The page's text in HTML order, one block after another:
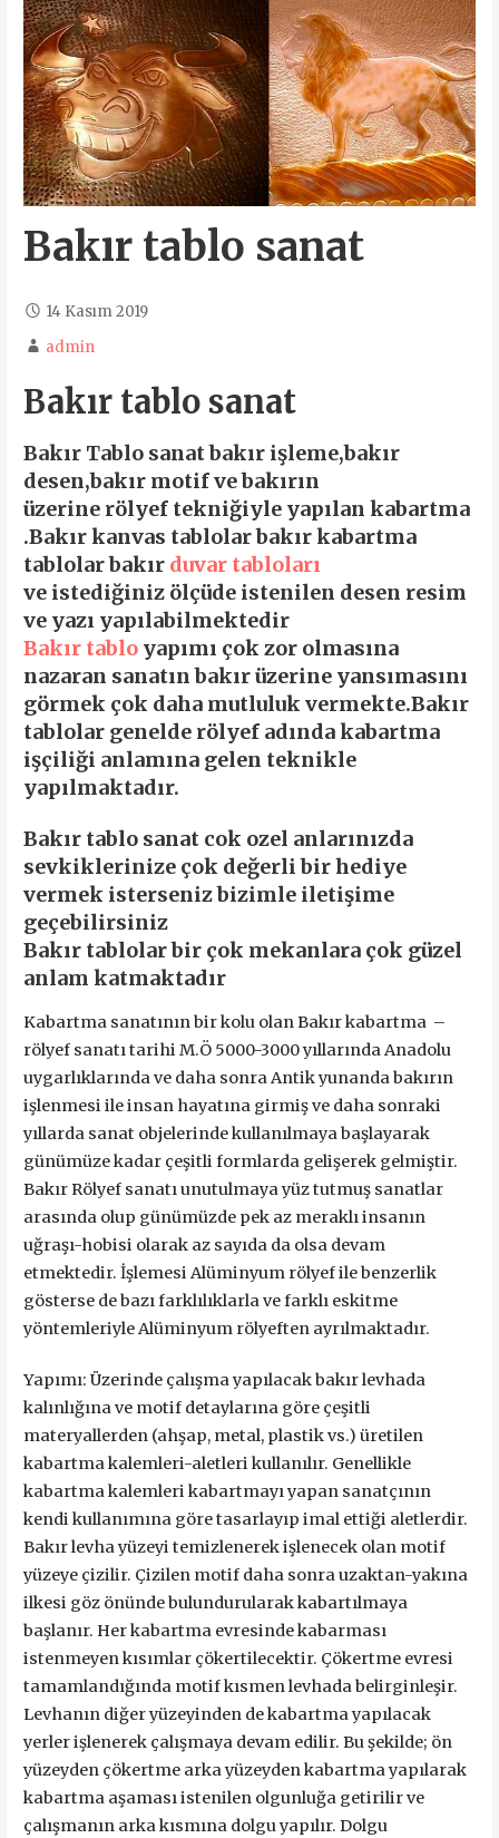
Bakır tablo sanat
14 Kasım 2019
admin
Bakır tablo sanat
Bakır Tablo sanat bakır işleme,bakır
desen,bakır motif ve bakırın
üzerine rölyeftekniğiyle yapılan kabartma
.Bakır kanvas tablolarbakır kabartma
tablolarbakır duvar tabloları
ve istediğiniz ölçüde istenilen desen resim
ve yazı yapılabilmektedir
Bakır tabloyapımı çok zor olmasına
nazaran sanatın bakır üzerine yansımasını
görmek çok daha mutluluk vermekte.Bakır
tablolar genelde rölyef adında kabartma
işçiliği anlamına gelen teknikle
yapılmaktadır.
Bakır tablo sanat cok ozel anlarınızda
sevkiklerinize çok değerli bir hediye
vermek isterseniz bizimle iletişime
geçebilirsiniz
Bakır tablolar bir çok mekanlara çok güzel
anlam katmaktadır
Kabartma sanatının bir kolu olan Bakır kabartma –
rölyef sanatı tarihi M.Ö 5000-3000 yıllarında Anadolu
uygarlıklarında ve daha sonra Antik yunanda bakırın
işlenmesi ile insan hayatına girmiş ve daha sonraki
yıllarda sanat objelerinde kullanılmaya başlayarak
günümüze kadar çeşitli formlarda gelişerek gelmiştir.
Bakır Rölyef sanatı unutulmaya yüz tutmuş sanatlar
arasında olup günümüzde pek az meraklı insanın
uğraşı-hobisi olarak az sayıda da olsa devam
etmektedir. İşlemesi Alüminyum rölyef ile benzerlik
gösterse de bazı farklılıklarla ve farklı eskitme
yöntemleriyle Alüminyum rölyeften ayrılmaktadır.
Yapımı: Üzerinde çalışma yapılacak bakır levhada
kalınlığına ve motif detaylarına göre çeşitli
materyallerden (ahşap, metal, plastik vs.) üretilen
kabartma kalemleri-aletleri kullanılır. Genellikle
kabartma kalemleri kabartmayı yapan sanatçının
kendi kullanımına göre tasarlayıp imal ettiği aletlerdir.
Bakır levha yüzeyi temizlenerek işlenecek olan motif
yüzeye çizilir. Çizilen motif daha sonra uzaktan-yakına
ilkesi göz önünde bulundurularak kabartılmaya
başlanır. Her kabartma evresinde kabarması
istenmeyen kısımlar çökertilecektir. Çökertme evresi
tamamlandığında motif kısmen levhada belirginleşir.
Levhanın diğer yüzeyinden de kabartma yapılacak
yerler işlenerek çalışmaya devam edilir. Bu şekilde; ön
yüzeyden çökertme arka yüzeyden kabartma yapılarak
kabartma aşaması istenilen olgunluğa getirilir ve
çalışmanın arka kısmına dolgu yapılır. Dolgu